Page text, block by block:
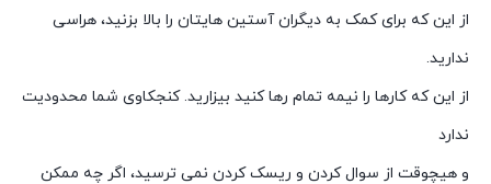
از این که برای کمک به دیگران آستین هایتان را بالا بزنید، هراسی
ندارید.
از این که کارها را نیمه تمام رها کنید بیزارید. کنجکاوی شما محدودیت
ندارد
و هیچوقت از سوال کردن و ریسک کردن نمی ترسید، اگر چه ممکن